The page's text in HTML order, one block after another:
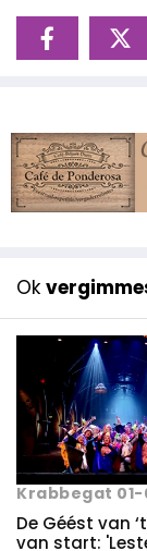
Ok
Krabbegat
De Géést van
van start: